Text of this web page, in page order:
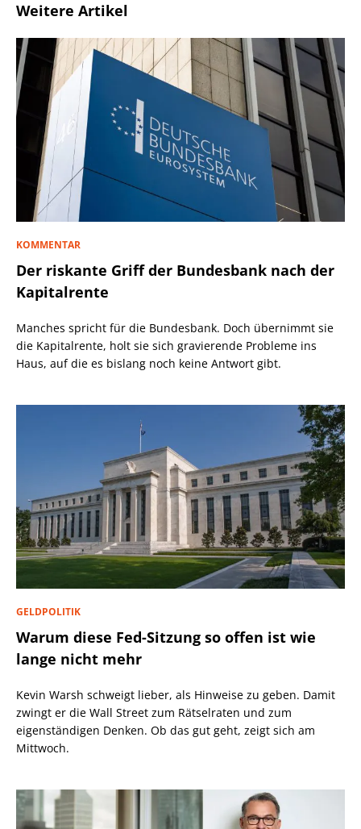
Weitere Artikel
KOMMENTAR
Der riskante Griff der Bundesbank nach der
Kapitalrente
Manches spricht für die Bundesbank. Doch übernimmt sie
die Kapitalrente, holt sie sich gravierende Probleme ins
Haus, auf die es bislang noch keine Antwort gibt.
GELDPOLITIK
Warum diese Fed-Sitzung so offen ist wie
lange nicht mehr
Kevin Warsh schweigt lieber, als Hinweise zu geben. Damit
zwingt er die Wall Street zum Rätselraten und zum
eigenständigen Denken. Ob das gut geht, zeigt sich am
Mittwoch.